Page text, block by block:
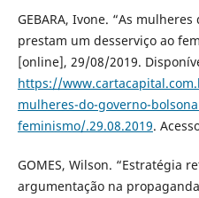
GEBARA, Ivone. “As
prestam um desserviço ao
[online], 29/08/2019.
https://
mulheres-do-governo-
feminismo/.29.08.2019.
GOMES, Wilson. “Estratégia
argumentação na